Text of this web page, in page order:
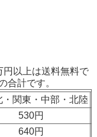
円以上は送料無料で
合計です。
・関東・中部・北陸
530円
640円